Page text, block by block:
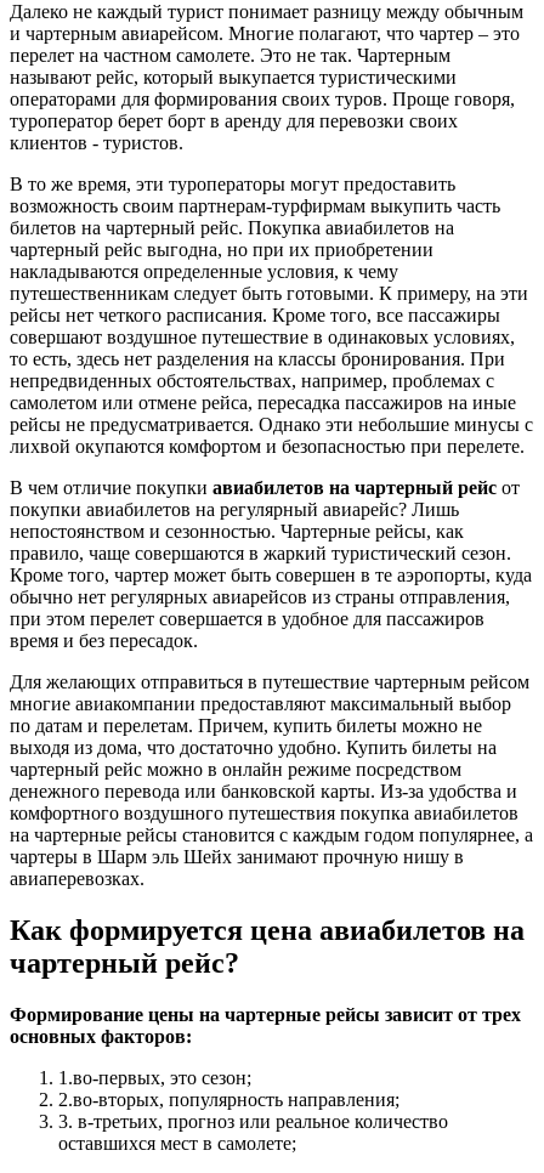
Далеко не каждый турист понимает разницу между обычным
и чартерным авиарейсом. Многие полагают, что чартер – это
перелет на частном самолете. Это не так. Чартерным
называют рейс, который выкупается туристическими
операторами для формирования своих туров. Проще говоря,
туроператор берет борт в аренду для перевозки своих
клиентов - туристов.
В то же время, эти туроператоры могут предоставить
возможность своим партнерам-турфирмам выкупить часть
билетов на чартерный рейс. Покупка авиабилетов на
чартерный рейс выгодна, но при их приобретении
накладываются определенные условия, к чему
путешественникам следует быть готовыми. К примеру, на эти
рейсы нет четкого расписания. Кроме того, все пассажиры
совершают воздушное путешествие в одинаковых условиях,
то есть, здесь нет разделения на классы бронирования. При
непредвиденных обстоятельствах, например, проблемах с
самолетом или отмене рейса, пересадка пассажиров на иные
рейсы не предусматривается. Однако эти небольшие минусы с
лихвой окупаются комфортом и безопасностью при перелете.
В чем отличие покупки авиабилетов на чартерный рейс от
покупки авиабилетов на регулярный авиарейс? Лишь
непостоянством и сезонностью. Чартерные рейсы, как
правило, чаще совершаются в жаркий туристический сезон.
Кроме того, чартер может быть совершен в те аэропорты, куда
обычно нет регулярных авиарейсов из страны отправления,
при этом перелет совершается в удобное для пассажиров
время и без пересадок.
Для желающих отправиться в путешествие чартерным рейсом
многие авиакомпании предоставляют максимальный выбор
по датам и перелетам. Причем, купить билеты можно не
выходя из дома, что достаточно удобно. Купить билеты на
чартерный рейс можно в онлайн режиме посредством
денежного перевода или банковской карты. Из-за удобства и
комфортного воздушного путешествия покупка авиабилетов
на чартерные рейсы становится с каждым годом популярнее, а
чартеры в Шарм эль Шейх занимают прочную нишу в
авиаперевозках.
Как формируется цена авиабилетов на
чартерный рейс?
Формирование цены на чартерные рейсы зависит от трех
основных факторов:
1.во-первых, это сезон;
2.во-вторых, популярность направления;
3. в-третьих, прогноз или реальное количество
оставшихся мест в самолете;